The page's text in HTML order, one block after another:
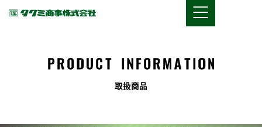
取扱商品